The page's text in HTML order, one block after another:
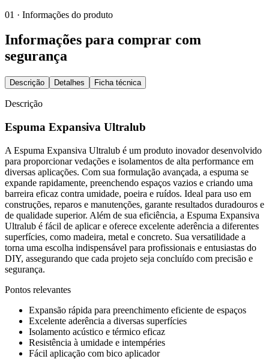
01 · Informações do produto
Informações para comprar com
segurança
Descrição Detalhes Ficha técnica
Descrição
Espuma Expansiva Ultralub
A Espuma Expansiva Ultralub é um produto inovador desenvolvido
para proporcionar vedações e isolamentos de alta performance em
diversas aplicações. Com sua formulação avançada, a espuma se
expande rapidamente, preenchendo espaços vazios e criando uma
barreira eficaz contra umidade, poeira e ruídos. Ideal para uso em
construções, reparos e manutenções, garante resultados duradouros e
de qualidade superior. Além de sua eficiência, a Espuma Expansiva
Ultralub é fácil de aplicar e oferece excelente aderência a diferentes
superfícies, como madeira, metal e concreto. Sua versatilidade a
torna uma escolha indispensável para profissionais e entusiastas do
DIY, assegurando que cada projeto seja concluído com precisão e
segurança.
Pontos relevantes
Expansão rápida para preenchimento eficiente de espaços
Excelente aderência a diversas superfícies
Isolamento acústico e térmico eficaz
Resistência à umidade e intempéries
Fácil aplicação com bico aplicador